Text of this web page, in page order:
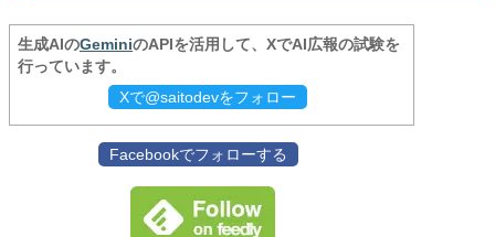
生成AIのGeminiのAPIを活用して、XでAI広報の試験を
行っています。
Xで@saitodevをフォロー
Facebookでフォローする